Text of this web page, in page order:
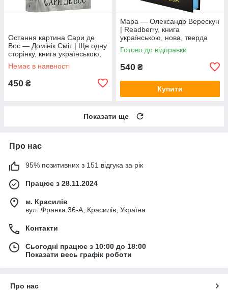
Остання картина Сари де
Вос — Домінік Сміт | Ще одну
сторінку, книга українською,
нова, тверда
Немає в наявності
450 ₴
Мара — Олександр Верескун
| Readberry, книга
українською, нова, тверда
Готово до відправки
540 ₴
Купити
Показати ще
Про нас
95% позитивних з 151 відгука за рік
Працює з 28.11.2024
м. Красилів
вул. Франка 36-А, Красилів, Україна
Контакти
Сьогодні працює з 10:00 до 18:00
Показати весь графік роботи
Про нас